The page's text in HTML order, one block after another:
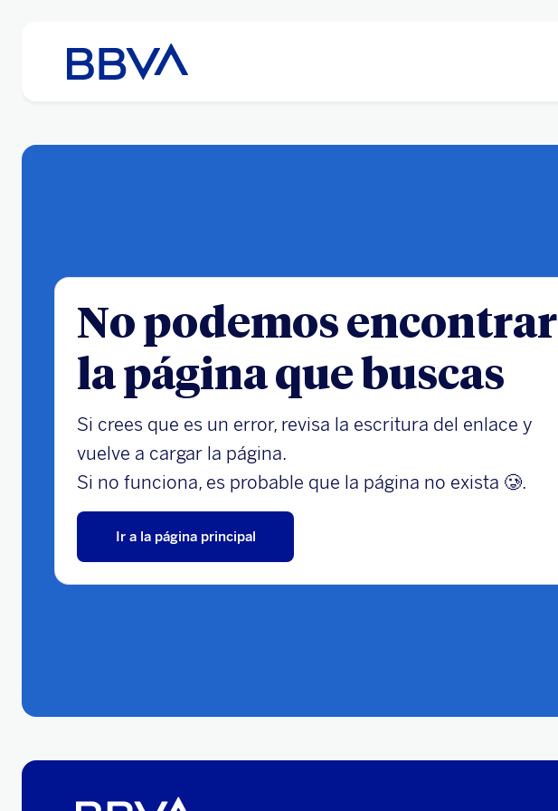
No podemos encontrar
la página que buscas
Si crees que es un error, revisa la escritura del enlace y
vuelve a cargar la página.
Si no funciona, es probable que la página no exista 🥲.
Ir a la página principal